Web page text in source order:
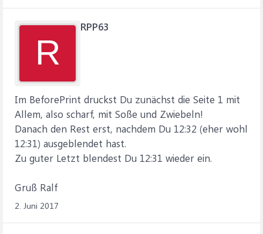
R
RPP63
Im BeforePrint druckst Du zunächst die Seite 1 mit
Allem, also scharf, mit Soße und Zwiebeln!
Danach den Rest erst, nachdem Du 12:32 (eher wohl
12:31) ausgeblendet hast.
Zu guter Letzt blendest Du 12:31 wieder ein.
Gruß Ralf
2. Juni 2017